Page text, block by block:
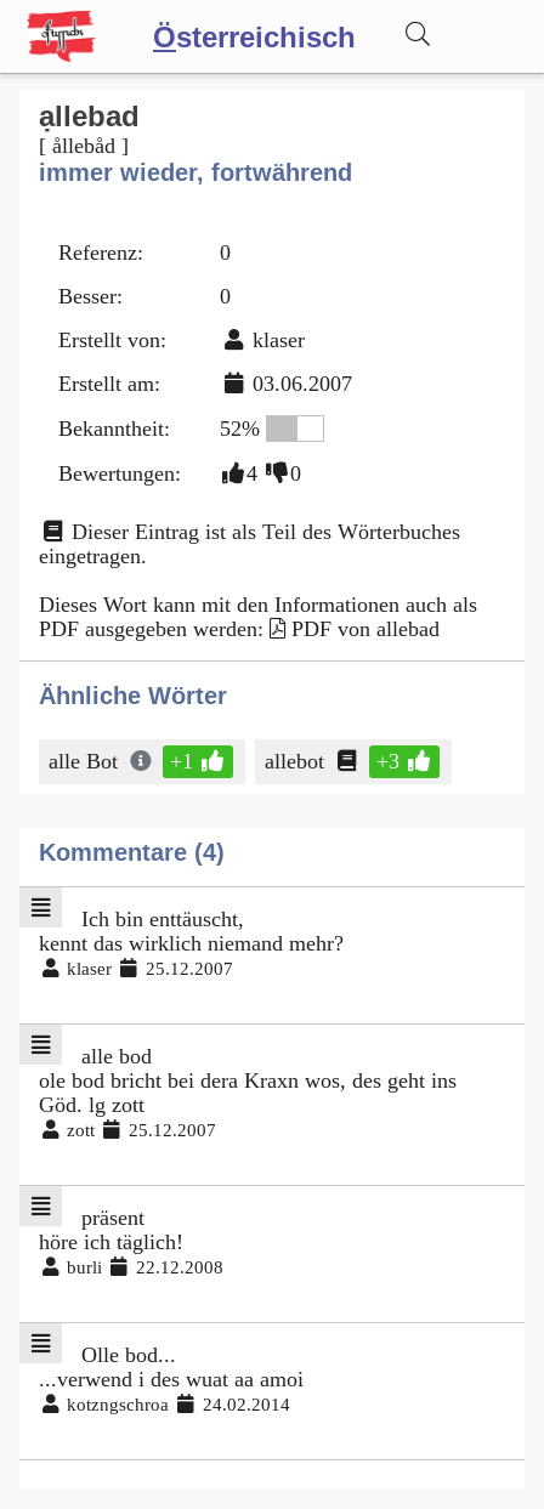
Österreichisch
Wörterbuch
Forum
Blog
ạllebad
[ ållebåd ]
immer wieder, fortwährend
Referenz:
0
Besser:
0
Erstellt von:
klaser
Erstellt am:
03.06.2007
Bekanntheit:
52%
Bewertungen:
4 0
Dieser Eintrag ist als Teil des Wörterbuches
eingetragen.
Dieses Wort kann mit den Informationen auch als
PDF ausgegeben werden:
PDF von allebad
Ähnliche Wörter
alle Bot +1 allebot +3
Kommentare (4)
Ich bin enttäuscht,
kennt das wirklich niemand mehr?
klaser 25.12.2007
alle bod
ole bod bricht bei dera Kraxn wos, des geht ins
Göd. lg zott
zott 25.12.2007
präsent
höre ich täglich!
burli 22.12.2008
Olle bod...
...verwend i des wuat aa amoi
kotzngschroa 24.02.2014